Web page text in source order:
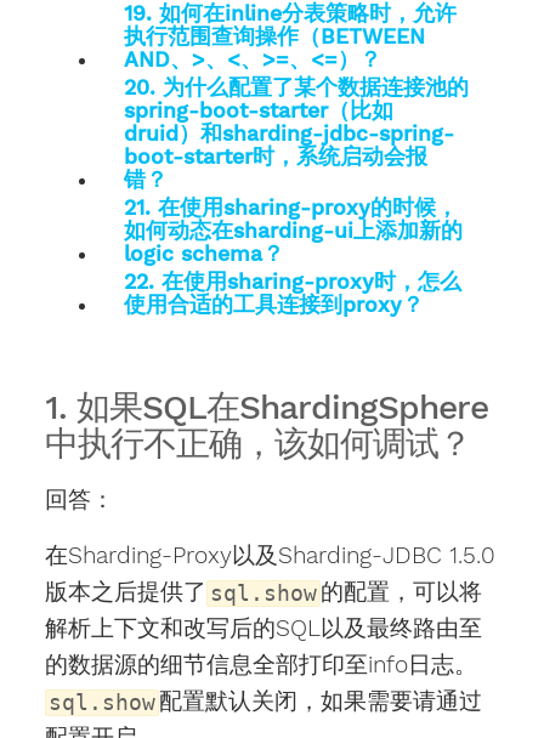
19. 如何在inline分表策略时，允许
执行范围查询操作（BETWEEN
AND、>、<、>=、<=）？
20. 为什么配置了某个数据连接池的
spring-boot-starter（比如
druid）和sharding-jdbc-spring-
boot-starter时，系统启动会报
错？
21. 在使用sharing-proxy的时候，
如何动态在sharding-ui上添加新的
logic schema？
22. 在使用sharing-proxy时，怎么
使用合适的工具连接到proxy？
1. 如果SQL在ShardingSphere
中执行不正确，该如何调试？
回答：
在Sharding-Proxy以及Sharding-JDBC 1.5.0
版本之后提供了 sql.show 的配置，可以将
解析上下文和改写后的SQL以及最终路由至
的数据源的细节信息全部打印至info日志。
sql.show 配置默认关闭，如果需要请通过